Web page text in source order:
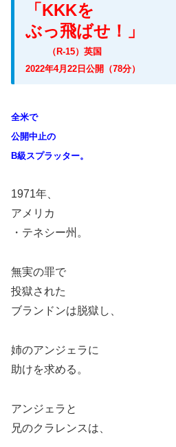
「KKKを
ぶっ飛ばせ！」
（R-15）英国
2022年4月22日公開（78分）
全米で
公開中止の
B級スプラッター。
1971年、
アメリカ
・テネシー州。
無実の罪で
投獄された
ブランドンは脱獄し、
姉のアンジェラに
助けを求める。
アンジェラと
兄のクラレンスは、